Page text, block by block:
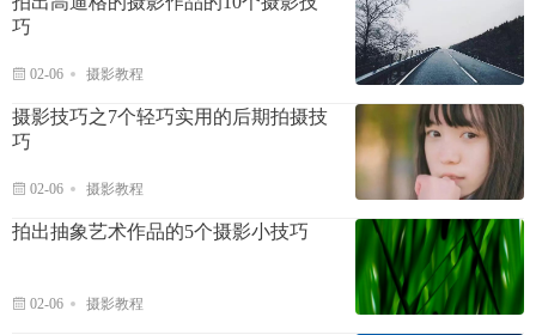
巧
02-06 摄影教程
摄影技巧之7个轻巧实用的后期拍摄技
巧
02-06 摄影教程
拍出抽象艺术作品的5个摄影小技巧
02-06 摄影教程